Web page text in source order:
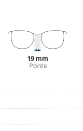
19 mm
Ponte